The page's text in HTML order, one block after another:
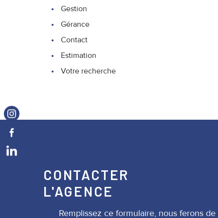
Gestion
Gérance
Contact
Estimation
Votre recherche
CONTACTER
L'AGENCE
Remplissez ce formulaire, nous ferons